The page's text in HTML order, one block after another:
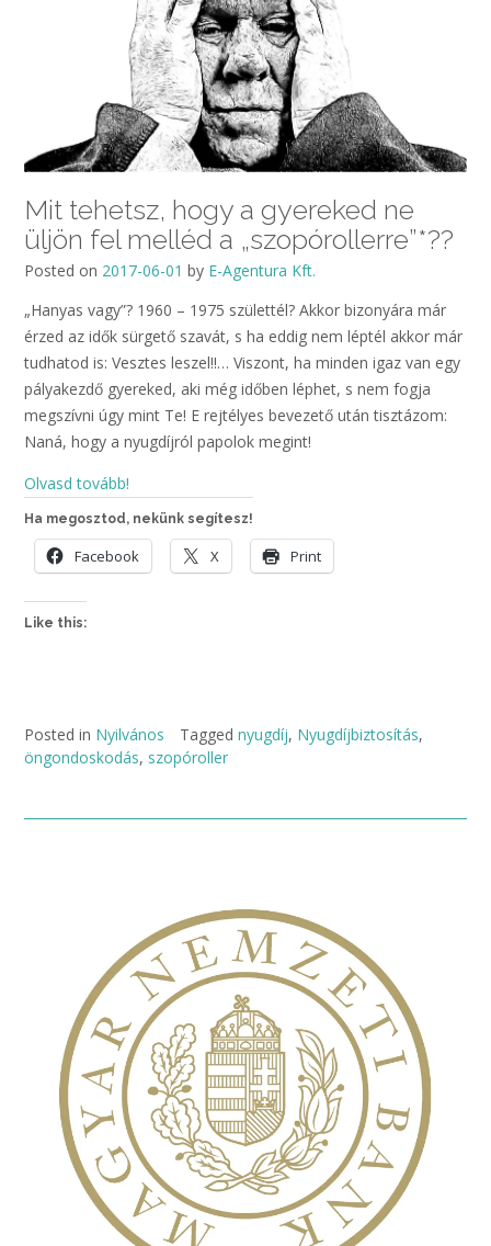
Mit tehetsz, hogy a gyereked ne
üljön fel melléd a „szopórollerre”*??
Posted on 2017-06-01 by E-Agentura Kft.
„Hanyas vagy”? 1960 – 1975 születtél? Akkor bizonyára már
érzed az idők sürgető szavát, s ha eddig nem léptél akkor már
tudhatod is: Vesztes leszel!!… Viszont, ha minden igaz van egy
pályakezdő gyereked, aki még időben léphet, s nem fogja
megszívni úgy mint Te! E rejtélyes bevezető után tisztázom:
Naná, hogy a nyugdíjról papolok megint!
Olvasd tovább!
Ha megosztod, nekünk segítesz!
Facebook X Print
Like this:
Posted in Nyilvános Tagged nyugdíj, Nyugdíjbiztosítás,
öngondoskodás, szopóroller